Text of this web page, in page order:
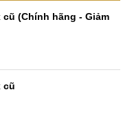
cũ (Chính hãng - Giảm
cũ